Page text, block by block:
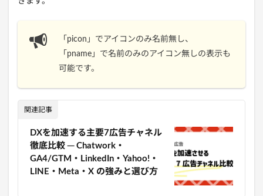
「picon」でアイコンのみ名前無し、
「 pname」で名前のみのアイコン無しの表示も
可能です。
関連記事
DXを加速する主要7広告チャネル
徹底比較 ─ Chatwork・
GA4/GTM・LinkedIn・Yahoo!・
LINE・Meta・X の強みと選び方